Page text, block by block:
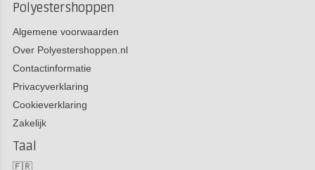
Polyestershoppen
Algemene voorwaarden
Over Polyestershoppen.nl
Contactinformatie
Privacyverklaring
Cookieverklaring
Zakelijk
Taal
🇫🇷